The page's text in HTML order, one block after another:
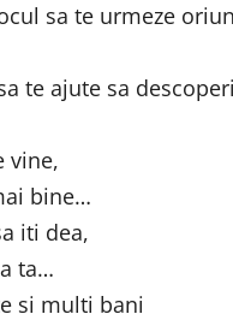
sa te urmeze
te ajute sa
vine,
bine…
iti dea,
ta…
si multi bani